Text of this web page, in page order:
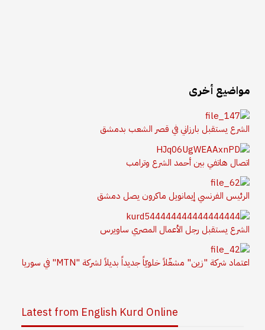
مواضيع أخرى
الشرع يستقبل بارزاني في قصر الشعب بدمشق
اتصال هاتفي بين أحمد الشرع وترامب
الرئيس الفرنسي إيمانويل ماكرون يصل دمشق
الشرع يستقبل رجل الأعمال المصري ساويرس
اعتماد شركة "زين" مشغّلاً خلويّاً جديداً بديلاً لشركة "MTN" في سوريا
Latest from English Kurd Online